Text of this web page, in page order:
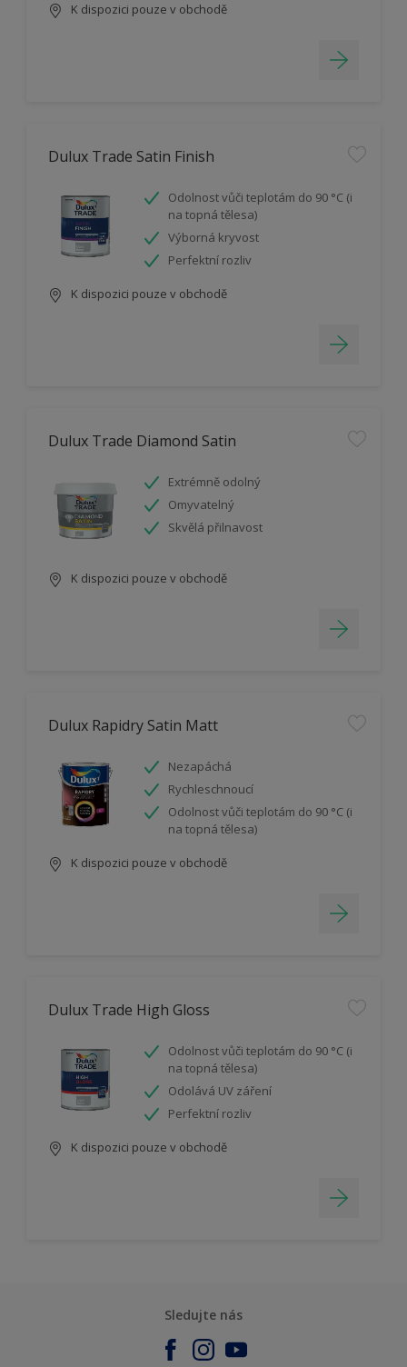
K dispozici pouze v obchodě
Dulux Trade Satin Finish
Odolnost vůči teplotám do 90 °C (i
na topná tělesa)
Výborná kryvost
Perfektní rozliv
K dispozici pouze v obchodě
Dulux Trade Diamond Satin
Extrémně odolný
Omyvatelný
Skvělá přilnavost
K dispozici pouze v obchodě
Dulux Rapidry Satin Matt
Nezapáchá
Rychleschnoucí
Odolnost vůči teplotám do 90 °C (i
na topná tělesa)
K dispozici pouze v obchodě
Dulux Trade High Gloss
Odolnost vůči teplotám do 90 °C (i
na topná tělesa)
Odolává UV záření
Perfektní rozliv
K dispozici pouze v obchodě
Sledujte nás